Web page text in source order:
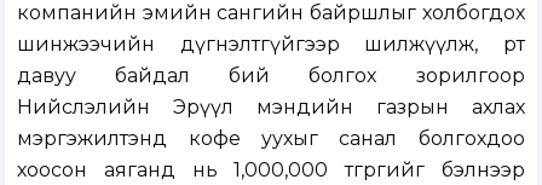
компанийн эмийн сангийн байршлыг холбогдох
шинжээчийн дүгнэлтгүйгээр шилжүүлж, өөртөө
давуу байдал бий болгох зорилгоор
Нийслэлийн Эрүүл мэндийн газрын ахлах
мэргэжилтэнд кофе уухыг санал болгохдоо
хоосон аяганд нь 1,000,000 төгрөгийг бэлнээр